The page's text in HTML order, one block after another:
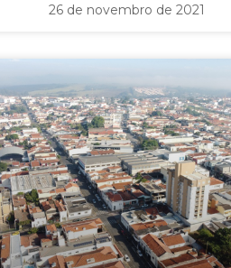
26 de novembro de 2021